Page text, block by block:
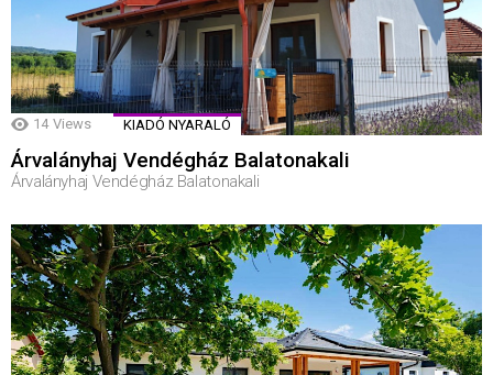
14 Views KIADÓ NYARALÓ
Árvalányhaj Vendégház Balatonakali
Árvalányhaj Vendégház Balatonakali